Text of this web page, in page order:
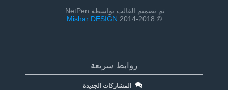
تم تصميم القالب بواسطة NetPen:
© 2014-2018
Mishar DESIGN
روابط سريعة
المشاركات الجديدة